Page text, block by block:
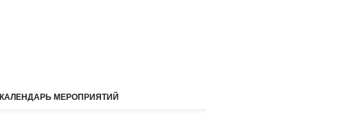
КАЛЕНДАРЬ МЕРОПРИЯТИЙ